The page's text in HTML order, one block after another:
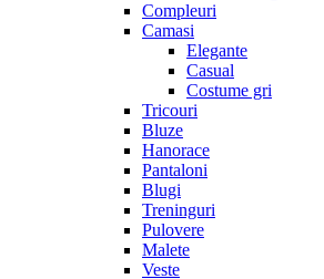
Compleuri
Camasi
Elegante
Casual
Costume gri
Tricouri
Bluze
Hanorace
Pantaloni
Blugi
Treninguri
Pulovere
Malete
Veste